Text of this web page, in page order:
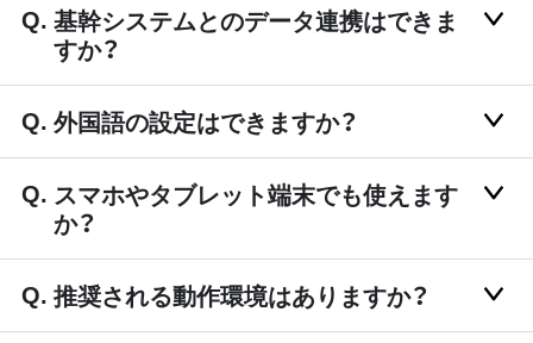
基幹システムとのデータ連携はできま
すか？
外国語の設定はできますか？
スマホやタブレット端末でも使えます
か？
推奨される動作環境はありますか？